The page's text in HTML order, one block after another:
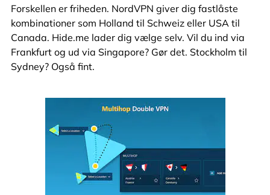
Forskellen er friheden. NordVPN giver dig fastlåste
kombinationer som Holland til Schweiz eller USA til
Canada. Hide.me lader dig vælge selv. Vil du ind via
Frankfurt og ud via Singapore? Gør det. Stockholm til
Sydney? Også fint.